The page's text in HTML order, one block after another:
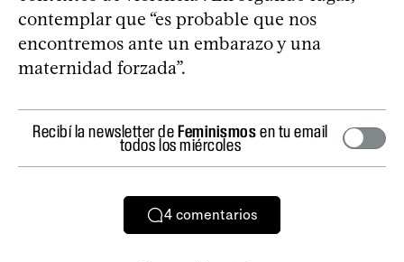
contemplar que “es probable que nos
encontremos ante un embarazo y una
maternidad forzada”.
Recibí la newsletter deFeminismosen tu email
todos los miércoles
4 comentarios